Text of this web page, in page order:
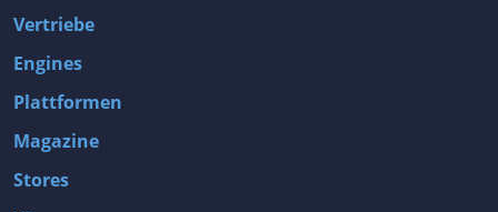
Vertriebe
Engines
Plattformen
Magazine
Stores